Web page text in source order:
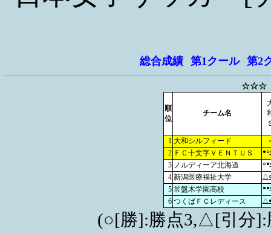
総合成績 第1クール 第2
☆☆☆
順
位
チーム名
1 大和シルフィード
2 ＦＣ十文字ＶＥＮＴＵＳ ●○
3 ノルディーア北海道 ○●
4 新潟医療福祉大学 △
5 常盤木学園高校 ●●
6 つくばＦＣレディース △
(○[勝]:勝点3,△[引分]: